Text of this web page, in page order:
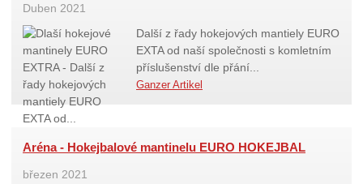
Duben 2021
Další z řady hokejových mantiely EURO
EXTA od naší společnosti s komletním
příslušenství dle přání...
Ganzer Artikel
Aréna - Hokejbalové mantinelu EURO HOKEJBAL
březen 2021